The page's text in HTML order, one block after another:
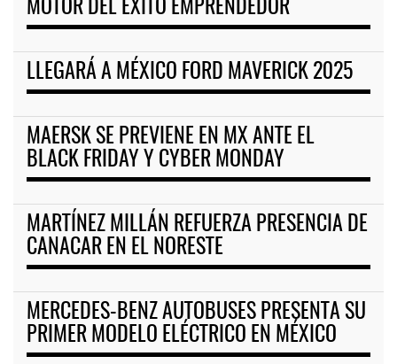
MOTOR DEL ÉXITO EMPRENDEDOR
LLEGARÁ A MÉXICO FORD MAVERICK 2025
MAERSK SE PREVIENE EN MX ANTE EL
BLACK FRIDAY Y CYBER MONDAY
MARTÍNEZ MILLÁN REFUERZA PRESENCIA DE
CANACAR EN EL NORESTE
MERCEDES-BENZ AUTOBUSES PRESENTA SU
PRIMER MODELO ELÉCTRICO EN MÉXICO